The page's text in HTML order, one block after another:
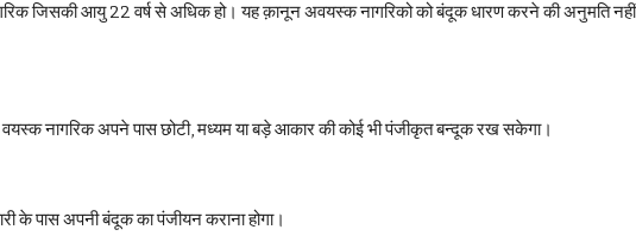
जिसकी आयु 22 वर्ष से अधिक हो। यह क़ानून अवयस्क नागरिको को बंदूक धारण करने की अनुमति
नागरिक अपने पास छोटी, मध्यम या बड़े आकार की कोई भी पंजीकृत बन्दूक रख सकेगा।
के पास अपनी बंदूक का पंजीयन कराना होगा।